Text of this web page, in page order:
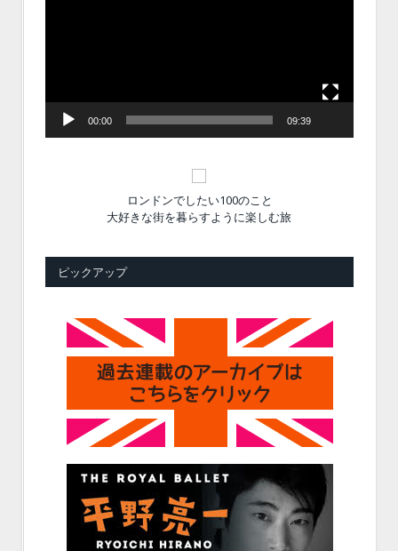
00:00 09:39
ロンドンでしたい100のこと
大好きな街を暮らすように楽しむ旅
ピックアップ